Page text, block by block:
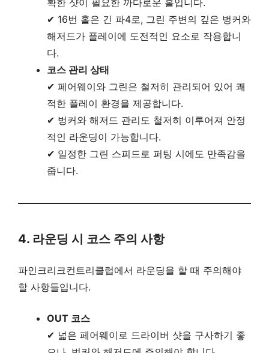
확한 샷이 필요한 까다로운 홀입니다.
✔ 16번 홀은 긴 파4로, 그린 주변의 깊은 벙커와
해저드가 플레이에 도전적인 요소로 작용합니
다.
코스 관리 상태
✔ 페어웨이와 그린은 철저히 관리되어 있어 쾌
적한 플레이 환경을 제공합니다.
✔ 벙커와 해저드 관리도 철저히 이루어져 안정
적인 라운딩이 가능합니다.
✔ 일정한 그린 스피드로 퍼팅 시에도 만족감을
줍니다.
4. 라운딩 시 코스 주의 사항
파인크리크컨트리클럽에서 라운딩을 할 때 주의해야
할 사항들입니다.
OUT 코스
✔ 넓은 페어웨이로 드라이버 샷을 구사하기 좋